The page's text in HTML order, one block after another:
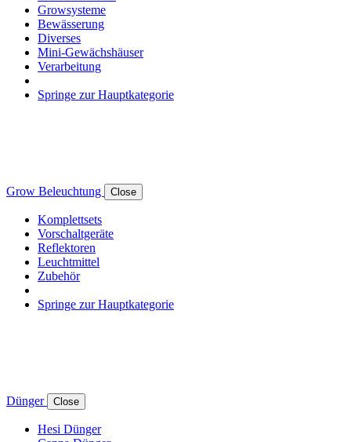
Growsysteme
Bewässerung
Diverses
Mini-Gewächshäuser
Verarbeitung
Springe zur Hauptkategorie
Grow Beleuchtung Close
Komplettsets
Vorschaltgeräte
Reflektoren
Leuchtmittel
Zubehör
Springe zur Hauptkategorie
Dünger Close
Hesi Dünger